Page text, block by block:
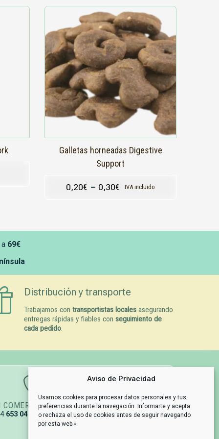
Aviso de Privacidad
Usamos cookies para procesar datos personales y tus
preferencias durante la navegación. Informarte y acepta
o rechaza el uso de cookies antes de seguir navegando
por esta web »
Galletas horneadas Digestive
Support
0,20€ – 0,30€ IVA incluido
Este
tiene
múltiples
variantes.
Las
opciones
se
pueden
elegir
en
la
de
producto
69€
Distribución y transporte
Trabajamos con transportistas locales asegurando
entregas rápidas y fiables conseguimiento de
cada pedido.
COMERCIAL
653 04 67 79
GESTIÓN DE PEDIDOS
info@naturpetmascotas.es